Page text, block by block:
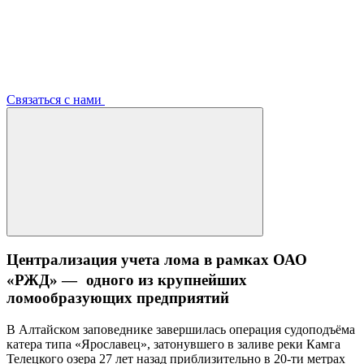
Связаться с нами
Централизация учета лома в рамках ОАО
«РЖД» — одного из крупнейших
ломообразующих предприятий
В Алтайском заповеднике завершилась операция судоподъёма
катера типа «Ярославец», затонувшего в заливе реки Камга
Телецкого озера 27 лет назад приблизительно в 20-ти метрах